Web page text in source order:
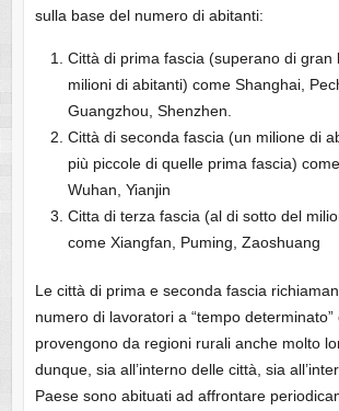
sulla base del numero di abitanti:
Città di prima fascia (superano di gran
milioni di abitanti) come Shanghai,
Guangzhou, Shenzhen.
Città di seconda fascia (un milione di
più piccole di quelle prima fascia)
Wuhan, Yianjin
Citta di terza fascia (al di sotto del
come Xiangfan, Puming, Zaoshuang
Le città di prima e seconda fascia
numero di lavoratori a “tempo
provengono da regioni rurali anche molto
dunque, sia all’interno delle città, sia
Paese sono abituati ad affrontare